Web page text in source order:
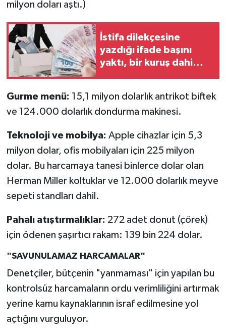
milyon doları aştı.)
İstifa dilekçesine
yazdığı ifade başını
yaktı, bir kuruş dahi
Gurme menü: 15,1 milyon dolarlık antrikot biftek
ve 124.000 dolarlık dondurma makinesi.
Teknoloji ve mobilya: Apple cihazlar için 5,3
milyon dolar, ofis mobilyaları için 225 milyon
dolar. Bu harcamaya tanesi binlerce dolar olan
Herman Miller koltuklar ve 12.000 dolarlık meyve
sepeti standları dahil.
Pahalı atıştırmalıklar: 272 adet donut (çörek)
için ödenen şaşırtıcı rakam: 139 bin 224 dolar.
"SAVUNULAMAZ HARCAMALAR"
Denetçiler, bütçenin "yanmaması" için yapılan bu
kontrolsüz harcamaların ordu verimliliğini artırmak
yerine kamu kaynaklarının israf edilmesine yol
açtığını vurguluyor.